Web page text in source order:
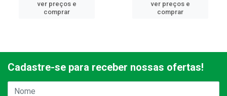
ver preços e
comprar
ver preços e
comprar
Cadastre-se para receber nossas ofertas!